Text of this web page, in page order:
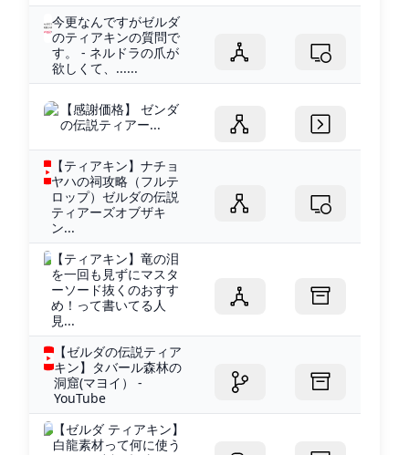
今更なんですがゼルダ
のティアキンの質問で
す。 - ネルドラの爪が
欲しくて、......
【感謝価格】 ゼンダ
の伝説ティアー...
【ティアキン】ナチョ
ヤハの祠攻略（フルテ
ロップ）ゼルダの伝説
ティアーズオブザキ
ン...
【ティアキン】竜の泪
を一回も見ずにマスタ
ーソード抜くのおすす
め！って書いてる人
見...
【ゼルダの伝説ティア
キン】タバール森林の
洞窟(マヨイ） -
YouTube
【ゼルダ ティアキン】
白龍素材って何に使う